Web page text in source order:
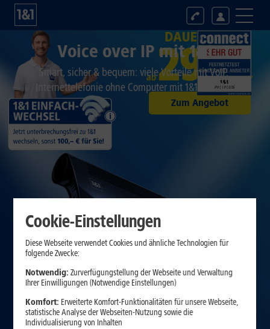
Zum Angebot
Voice over IP mit 1&1
Smart, sicher & bequem: viele Vorteile mit VoIP.
Internettelefonie ohne Computer mit 1&1 DSL-Flat.
Cookie-Einstellungen
Diese Webseite verwendet Cookies und ähnliche Technologien für
folgende Zwecke:
Notwendig: Zurverfügungstellung der Webseite und Verwaltung
Ihrer Einwilligungen (Notwendige Einstellungen)
Komfort: Erweiterte Komfort-Funktionalitäten für unsere Webseite,
statistische Analyse der Webseiten-Nutzung sowie die
Individualisierung von Inhalten